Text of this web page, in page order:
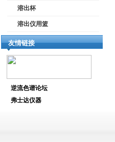
溶出杯
溶出仪用篮